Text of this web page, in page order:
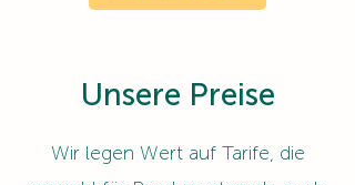
Unsere Preise
Wir legen Wert auf Tarife, die